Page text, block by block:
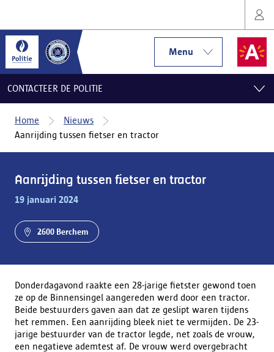
Menu
CONTACTEER DE POLITIE
Home
Nieuws
Aanrijding tussen fietser en tractor
Aanrijding tussen fietser en tractor
19 januari 2024
2600 Berchem
Donderdagavond raakte een 28-jarige fietster gewond toen
ze op de Binnensingel aangereden werd door een tractor.
Beide bestuurders gaven aan dat ze geslipt waren tijdens
het remmen. Een aanrijding bleek niet te vermijden. De 23-
jarige bestuurder van de tractor legde, net zoals de vrouw,
een negatieve ademtest af. De vrouw werd overgebracht